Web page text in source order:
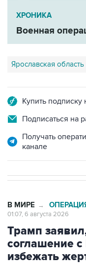
ХРОНИКА
Военная
Ярославская область
Купить
Подписаться на
Получать
канале
В МИРЕ →
01:07, 6 августа 2026
Трамп
соглашение
избежать